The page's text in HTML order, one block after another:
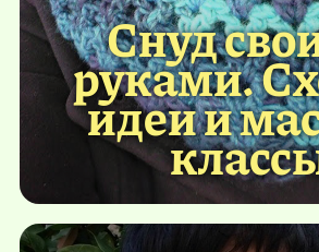
Снуд
руками.
идеи и